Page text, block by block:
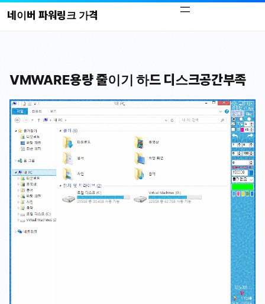
콘
가
기
네이버 파워링크 가격
VMWARE용량 줄이기 하드 디스크공간부족